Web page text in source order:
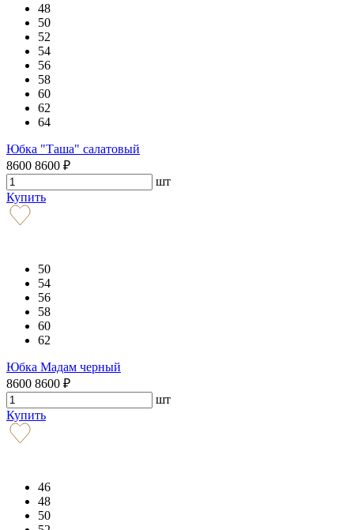
48
50
52
54
56
58
60
62
64
Юбка "Таша" салатовый
8600 8600 ₽
шт
Купить
50
54
56
58
60
62
Юбка Мадам черный
8600 8600 ₽
шт
Купить
46
48
50